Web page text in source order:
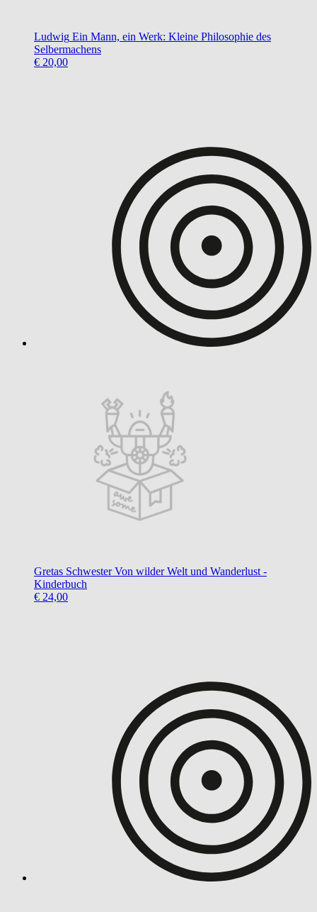
Ludwig Ein Mann, ein Werk: Kleine Philosophie des
Selbermachens
€ 20,00
Gretas Schwester Von wilder Welt und Wanderlust -
Kinderbuch
€ 24,00